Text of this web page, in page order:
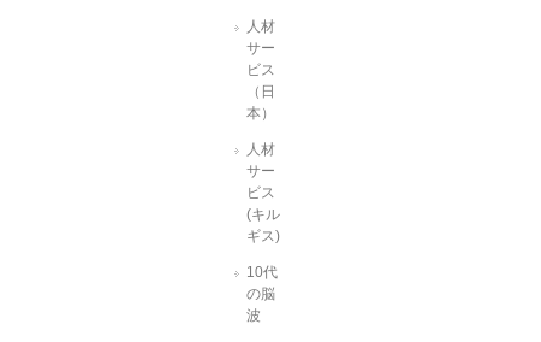
人材
サー
ビス
（日
本）
人材
サー
ビス
(キル
ギス)
10代
の脳
波